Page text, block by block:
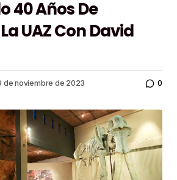
40 Años De
UAZ Con David
de noviembre de 2023 0